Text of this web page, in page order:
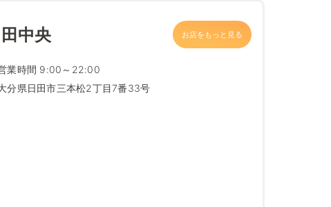
中央 お店をもっと見る
業時間 9:00～22:00
分県日田市三本松2丁目7番33号